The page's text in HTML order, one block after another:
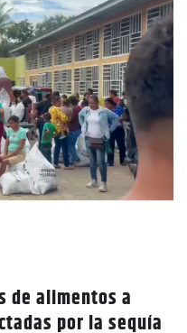
de alimentos a
por la sequía